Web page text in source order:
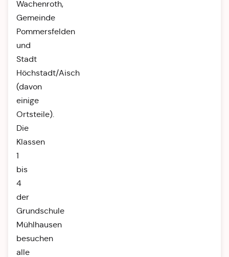
Wachenroth,
Gemeinde
Pommersfelden
und
Stadt
Höchstadt/Aisch
(davon
einige
Ortsteile).
Die
Klassen
1
bis
4
der
Grundschule
Mühlhausen
besuchen
alle